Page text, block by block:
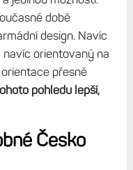
době
design. Navíc
navíc orientovaný na
přesně
pohledu lepší,
Česko